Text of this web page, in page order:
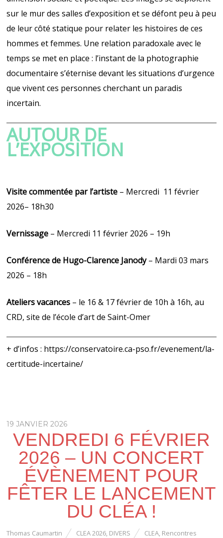
sur le mur des salles d’exposition et se défont peu à peu
de leur côté statique pour relater les histoires de ces
hommes et femmes. Une relation paradoxale avec le
temps se met en place : l’instant de la photographie
documentaire s’éternise devant les situations d’urgence
que vivent ces personnes cherchant un paradis
incertain.
AUTOUR DE
L’EXPOSITION
Visite commentée par l’artiste – Mercredi 11 février
2026– 18h30
Vernissage – Mercredi 11 février 2026 – 19h
Conférence de Hugo-Clarence Janody– Mardi 03 mars
2026 – 18h
Ateliers vacances – le 16 & 17 février de 10h à 16h, au
CRD, site de l’école d’art de Saint-Omer
+ d’infos : https://conservatoire.ca-pso.fr/evenement/la-
certitude-incertaine/
19 JANVIER 2026
VENDREDI 6 FÉVRIER
2026 – UN CONCERT
ÉVÈNEMENT POUR
FÊTER LE LANCEMENT
DU CLÉA !
Thomas Caumartin CLEA 2026, DIVERS CLEA, Rencontres